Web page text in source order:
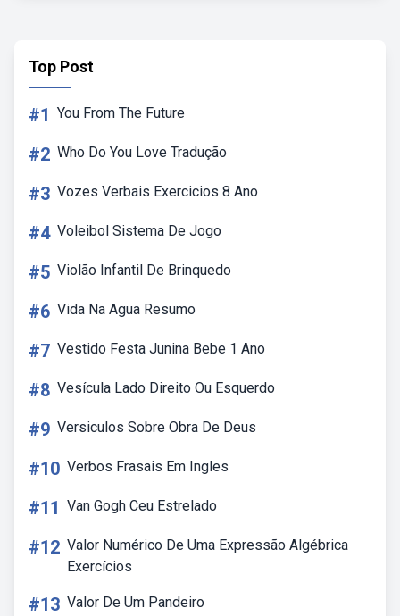
Top Post
#1 You From The Future
#2 Who Do You Love Tradução
#3 Vozes Verbais Exercicios 8 Ano
#4 Voleibol Sistema De Jogo
#5 Violão Infantil De Brinquedo
#6 Vida Na Agua Resumo
#7 Vestido Festa Junina Bebe 1 Ano
#8 Vesícula Lado Direito Ou Esquerdo
#9 Versiculos Sobre Obra De Deus
#10 Verbos Frasais Em Ingles
#11 Van Gogh Ceu Estrelado
#12 Valor Numérico De Uma Expressão Algébrica
Exercícios
#13 Valor De Um Pandeiro